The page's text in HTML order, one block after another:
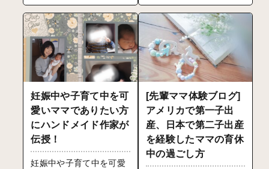
妊娠中や子育て中を可
愛いママでありたい方
にハンドメイド作家が
伝授！
妊娠中や子育て中を可愛
[先輩ママ体験ブログ]
アメリカで第一子出
産、日本で第二子出産
を経験したママの育休
中の過ごし方